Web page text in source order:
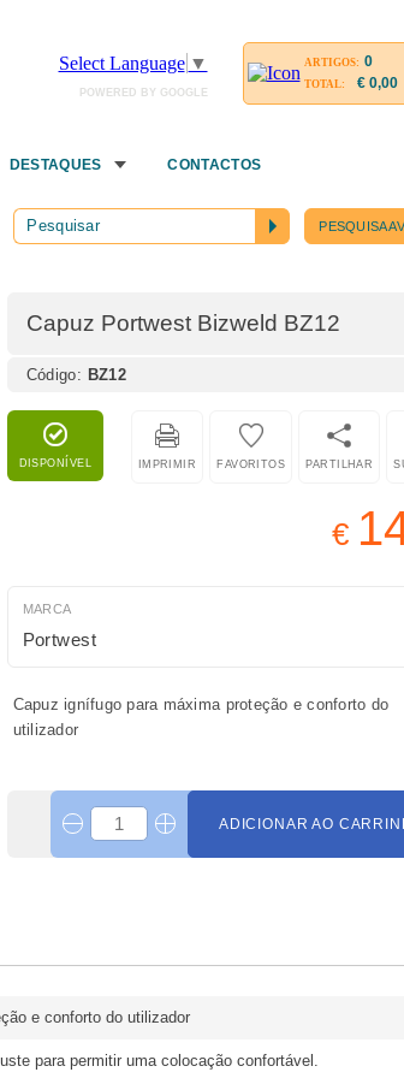
Select Language ▼
POWERED BY GOOGLE
ARTIGOS: 0
TOTAL: € 0,00
DESTAQUES CONTACTOS
PESQUISA
Capuz Portwest Bizweld BZ12
Código: BZ12
DISPONÍVEL PARTILHAR
FAVORITOS
IMPRIMIR
€
MARCA
Portwest
Capuz ignífugo para máxima proteção e conforto do
utilizador
ADICIONAR AO
e conforto do utilizador
para permitir uma colocação confortável.